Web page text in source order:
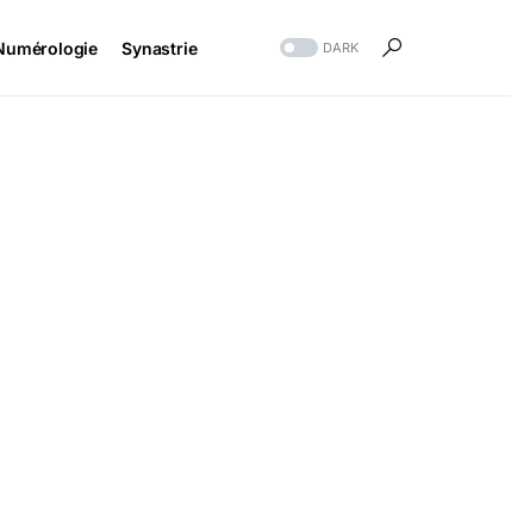
Synastrie DARK